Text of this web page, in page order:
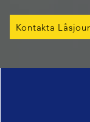
Kontakta Låsjour